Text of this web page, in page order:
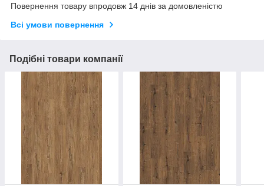
Повернення товару впродовж 14 днів за домовленістю
Всі умови повернення
Подібні товари компанії